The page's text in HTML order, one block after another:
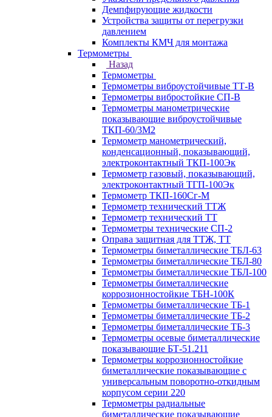
Демпфирующие жидкости
Устройства защиты от перегрузки
давлением
Комплекты КМЧ для монтажа
Термометры
Назад
Термометры
Термометры виброустойчивые ТТ-В
Термометры вибростойкие СП-В
Термометры манометрические
показывающие виброустойчивые
ТКП-60/3М2
Термометр манометрический,
конденсационный, показывающий,
электроконтактный ТКП-100Эк
Термометр газовый, показывающий,
электроконтактный ТГП-100Эк
Термометр ТКП-160Сг-М
Термометр технический ТТЖ
Термометр технический ТТ
Термометры технические СП-2
Оправа защитная для ТТЖ, ТТ
Термометры биметаллические ТБЛ-63
Термометры биметаллические ТБЛ-80
Термометры биметаллические ТБЛ-100
Термометры биметаллические
коррозионностойкие ТБН-100К
Термометры биметаллические ТБ-1
Термометры биметаллические ТБ-2
Термометры биметаллические ТБ-3
Термометры осевые биметаллические
показывающие БТ-51.211
Термометры коррозионностойкие
биметаллические показывающие с
универсальным поворотно-откидным
корпусом серии 220
Термометры радиальные
биметаллические показывающие